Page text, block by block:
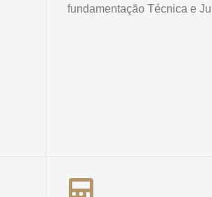
fundamentação Técnica e